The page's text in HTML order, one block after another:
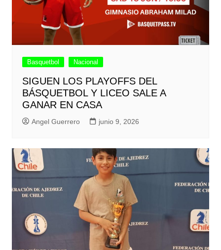
Basquetbol Nacional
SIGUEN LOS PLAYOFFS DEL
BÁSQUETBOL Y LICEO SALE A
GANAR EN CASA
Angel Guerrero junio 9, 2026